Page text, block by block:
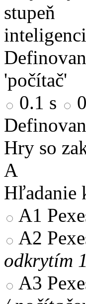
stupeň
'počítač'
0.1 s
Hry so
A
Hľadanie
A1
A2
odkrytím
A3